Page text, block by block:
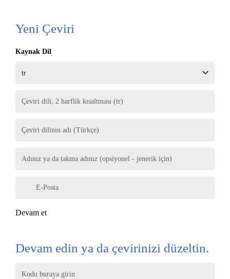
Yeni Çeviri
Kaynak Dil
Çeviri dili, 2 harflik kısaltması (tr)
Çeviri dilinin adı (Türkçe)
Adınız ya da takma adınız (opsiyonel - jenerik için)
E-Posta
Devam et
Devam edin ya da çevirinizi düzeltin.
Kodu buraya girin